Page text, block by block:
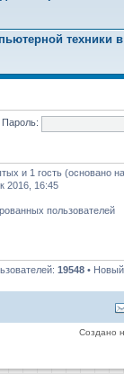
техники в
Пароль:
и 1 гость (основано
2016, 16:45
пользователей
19548 •
Создано